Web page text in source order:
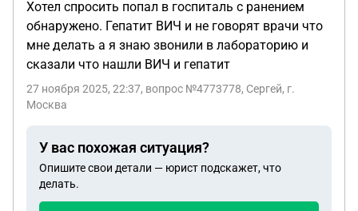
Хотел спросить попал в госпиталь с ранением
обнаружено. Гепатит ВИЧ и не говорят врачи что
мне делать а я знаю звонили в лабораторию и
сказали что нашли ВИЧ и гепатит
27 ноября 2025, 22:37, вопрос №4773778, Сергей, г.
Москва
У вас похожая ситуация?
Опишите свои детали — юрист подскажет, что
делать.